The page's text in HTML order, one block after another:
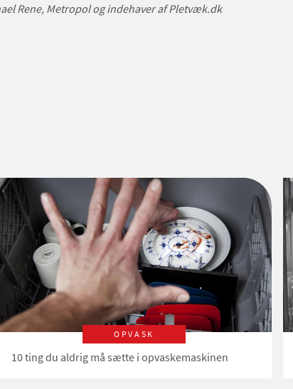
Rene, Metropol og indehaver af Pletvæk.dk
OPVASK
10 ting du aldrig må sætte i opvaskemaskinen